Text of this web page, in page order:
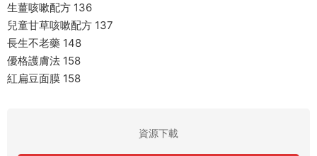
生薑咳嗽配方 136
兒童甘草咳嗽配方 137
長生不老藥 148
優格護膚法 158
紅扁豆面膜 158
資源下載